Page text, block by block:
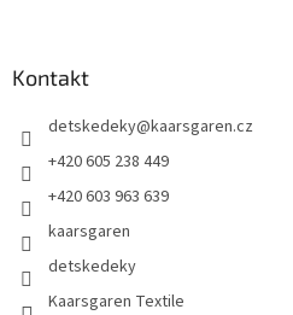
Kontakt
detskedeky@kaarsgaren.cz
+420 605 238 449
+420 603 963 639
kaarsgaren
detskedeky
Kaarsgaren Textile